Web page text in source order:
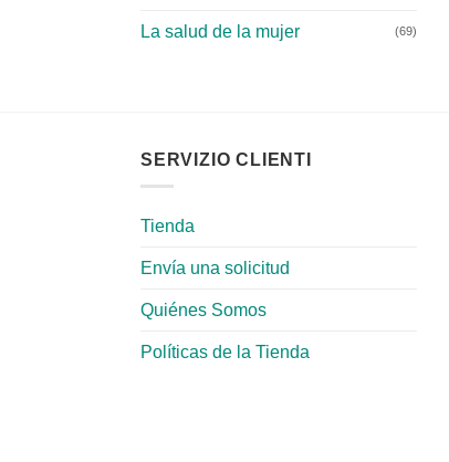
La salud de la mujer (69)
SERVIZIO CLIENTI
Tienda
Envía una solicitud
Quiénes Somos
Políticas de la Tienda